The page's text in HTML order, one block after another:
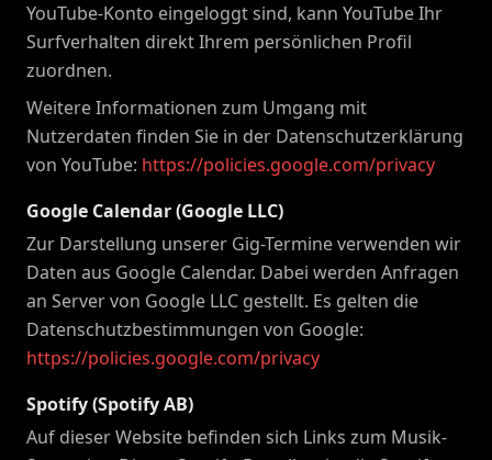
YouTube-Konto eingeloggt sind, kann YouTube Ihr
Surfverhalten direkt Ihrem persönlichen Profil
zuordnen.
Weitere Informationen zum Umgang mit
Nutzerdaten finden Sie in der Datenschutzerklärung
von YouTube: https://policies.google.com/privacy
Google Calendar (Google LLC)
Zur Darstellung unserer Gig-Termine verwenden wir
Daten aus Google Calendar. Dabei werden Anfragen
an Server von Google LLC gestellt. Es gelten die
Datenschutzbestimmungen von Google:
https://policies.google.com/privacy
Spotify (Spotify AB)
Auf dieser Website befinden sich Links zum Musik-